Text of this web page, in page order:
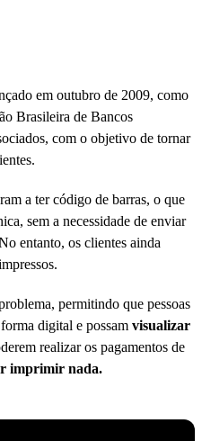
em outubro de 2009, como
Brasileira de Bancos
com o objetivo de tornar
a ter código de barras, o que
sem a necessidade de enviar
entanto, os clientes ainda
permitindo que pessoas
digital e possam visualizar
realizar os pagamentos de
imprimir nada.